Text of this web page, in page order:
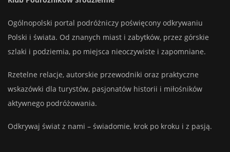
Ogólnopolski portal podróżniczy poświęcony odkrywaniu
Polski i świata. Od znanych miast i zabytków, przez górskie
szlaki i podziemia, po miejsca nieoczywiste i zapomniane.
Rzetelne relacje, autorskie przewodniki oraz praktyczne
wskazówki dla turystów, pasjonatów historii i miłośników
aktywnego podróżowania.
Odkrywaj świat z nami – świadomie, krok po kroku i z pasją.